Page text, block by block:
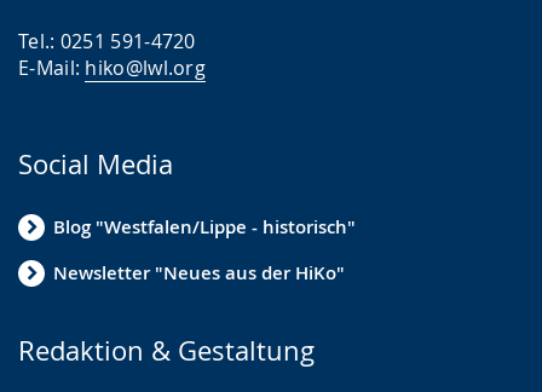
Tel.: 0251 591-4720
E-Mail: hiko@lwl.org
Social Media
Blog "Westfalen/Lippe - historisch"
Newsletter "Neues aus der HiKo"
Redaktion & Gestaltung